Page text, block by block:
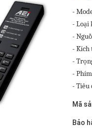
-
- Loại
-
- Kích
-
-
- Tiêu
Mã
Bảo